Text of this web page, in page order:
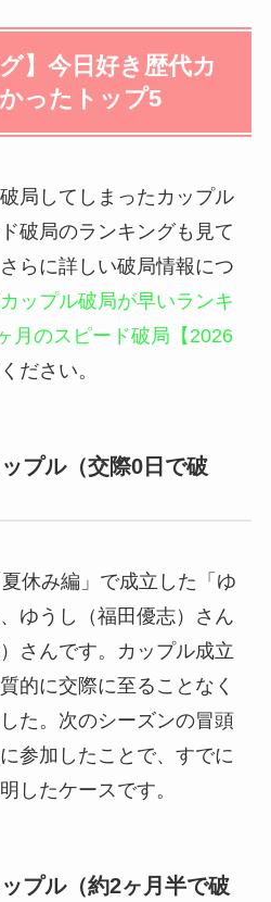
】今日好き歴代カ
ったトップ5
局してしまったカップル
破局のランキングも見て
らに詳しい破局情報につ
ップル破局が早いランキ
月のスピード破局【2026
ださい。
プル（交際0日で破
休み編」で成立した「ゆ
ゆうし（福田優志）さん
さんです。カップル成立
的に交際に至ることなく
た。次のシーズンの冒頭
参加したことで、すでに
したケースです。
プル（約2ヶ月半で破